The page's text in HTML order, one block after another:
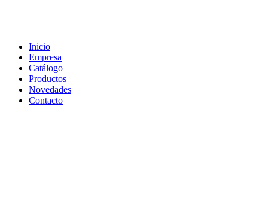
Inicio
Empresa
Catálogo
Productos
Novedades
Contacto